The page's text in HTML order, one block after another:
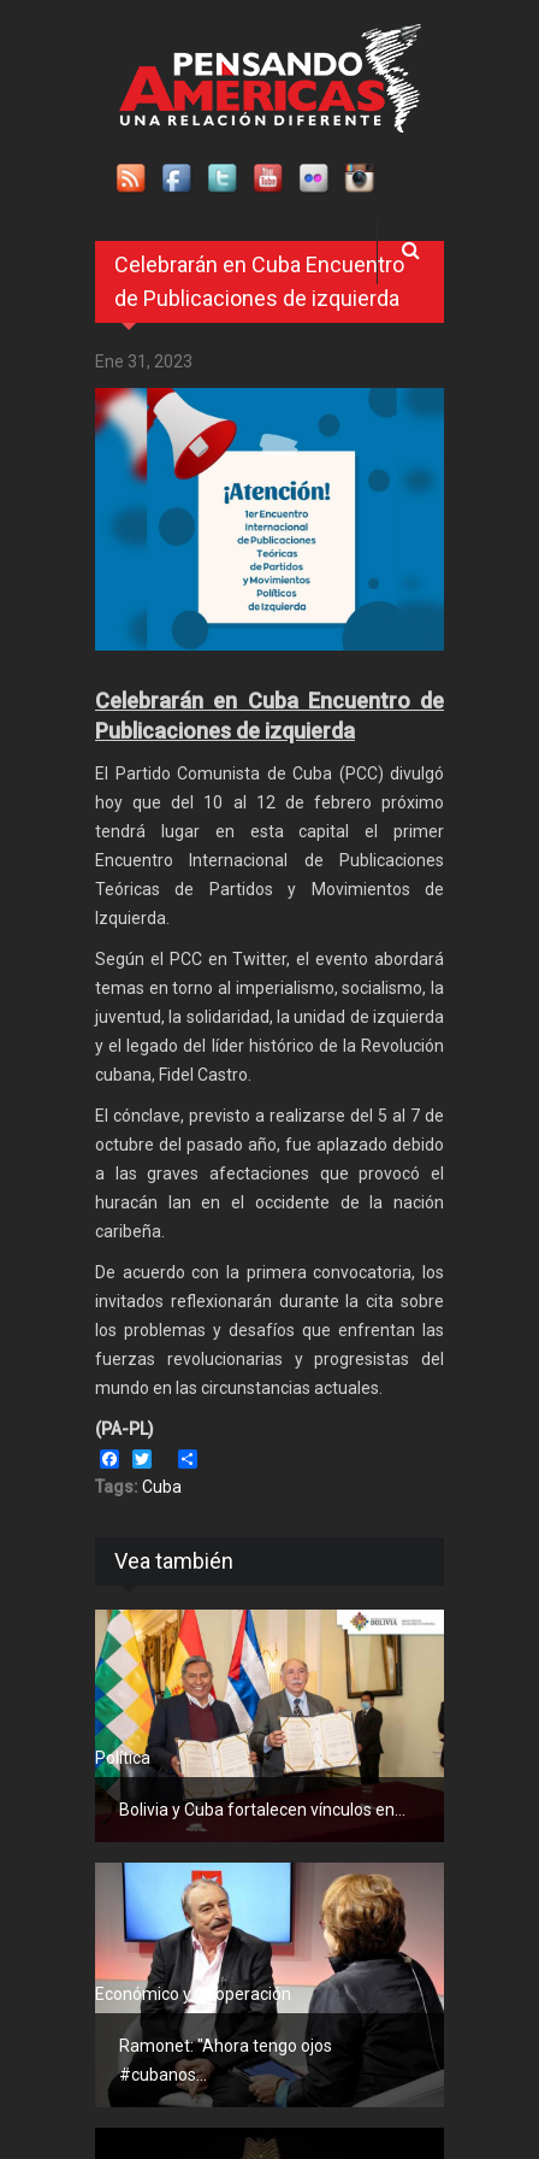
Celebrarán en Cuba Encuentro
de Publicaciones de izquierda
Ene 31, 2023
Celebrarán en Cuba Encuentro de
Publicaciones de izquierda
El Partido Comunista de Cuba (PCC) divulgó
hoy que del 10 al 12 de febrero próximo
tendrá lugar en esta capital el primer
Encuentro Internacional de Publicaciones
Teóricas de Partidos y Movimientos de
Izquierda.
Según el PCC en Twitter, el evento abordará
temas en torno al imperialismo, socialismo, la
juventud, la solidaridad, la unidad de izquierda
y el legado del líder histórico de la Revolución
cubana, Fidel Castro.
El cónclave, previsto a realizarse del 5 al 7 de
octubre del pasado año, fue aplazado debido
a las graves afectaciones que provocó el
huracán Ian en el occidente de la nación
caribeña.
De acuerdo con la primera convocatoria, los
invitados reflexionarán durante la cita sobre
los problemas y desafíos que enfrentan las
fuerzas revolucionarias y progresistas del
mundo en las circunstancias actuales.
(PA-PL)
Facebook
Twitter
Tags: Cuba
Vea también
Política
Bolivia y Cuba fortalecen vínculos en...
Económico y Cooperación
Ramonet: "Ahora tengo ojos
#cubanos...